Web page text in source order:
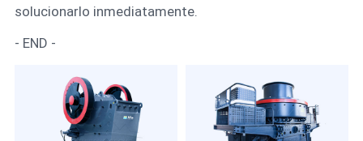
solucionarlo inmediatamente.
- END -